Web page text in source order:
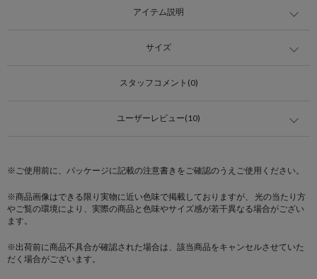
アイテム説明
サイズ
スタッフコメント(0)
ユーザーレビュー(10)
※ご使用前に、パッケージに記載の注意書きをご確認のうえご使用ください。
※商品画像はできる限り実物に近い色味で掲載しておりますが、 光の当たり方
やご覧の環境により、実際の商品と色味やサイズ感が若干異なる場合がござい
ます。
※出荷前に商品不具合が確認された場合は、該当商品をキャンセルさせていた
だく場合がございます。